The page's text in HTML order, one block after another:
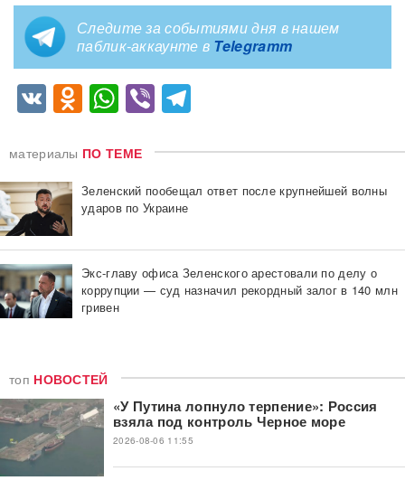
Следите за событиями дня в нашем
паблик-аккаунте в Telegramm
VKOdnoklassniki
WhatsApp
Viber
материалы ПО ТЕМЕ
Зеленский пообещал ответ после крупнейшей волны
ударов по Украине
Экс-главу офиса Зеленского арестовали по делу о
коррупции — суд назначил рекордный залог в 140 млн
гривен
топ НОВОСТЕЙ
«У Путина лопнуло терпение»: Россия
взяла под контроль Черное море
2026-08-06 11:55